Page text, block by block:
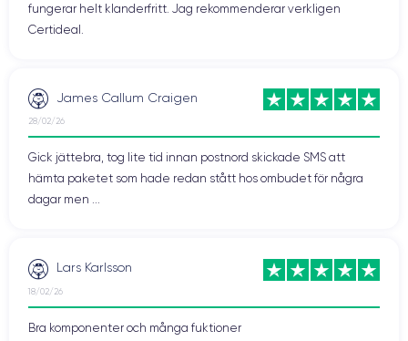
fungerar helt klanderfritt. Jag rekommenderar verkligen
Certideal.
James Callum Craigen
28/02/26
Gick jättebra, tog lite tid innan postnord skickade SMS att
hämta paketet som hade redan stått hos ombudet för några
dagar men ...
Lars Karlsson
18/02/26
Bra komponenter och många fuktioner